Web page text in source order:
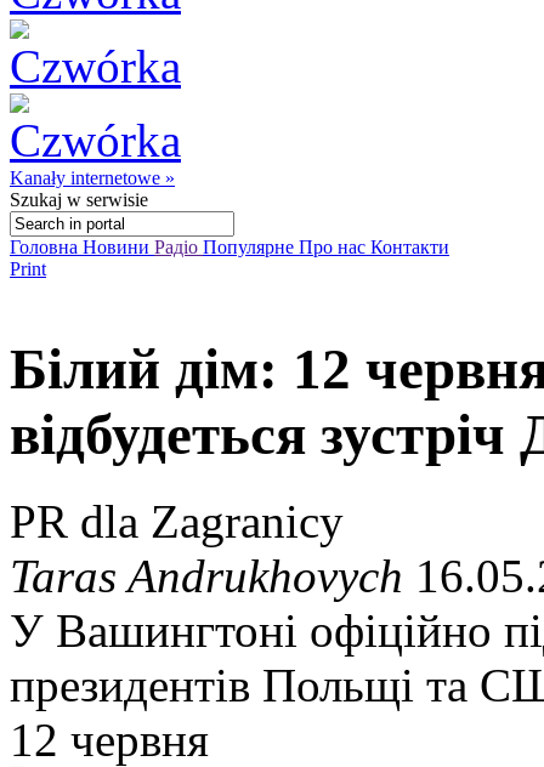
Kanały internetowe »
Szukaj w serwisie
Головна Новини Радіо Популярне Про нас Контакти
Print
Білий дім: 12
відбудеться
PR dla Zagranicy
Taras Andrukhovych
У Вашингтоні офіційно
президентів Польщі та
12 червня